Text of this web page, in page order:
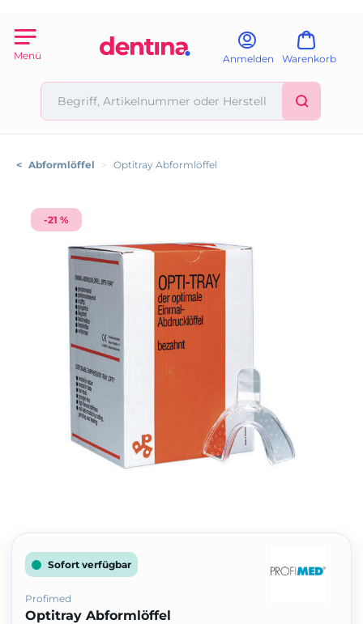
Menü Anmelden Warenkorb
< Abformlöffel > Optitray Abformlöffel
-21 %
Sofort verfügbar
Profimed
Optitray Abformlöffel